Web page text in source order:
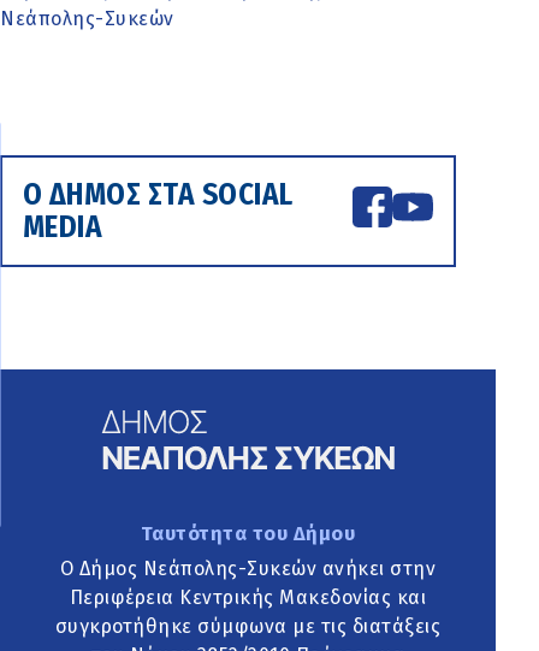
Νεάπολης-Συκεών
Ο ΔΗΜΟΣ ΣΤΑ SOCIAL
MEDIA
Ταυτότητα του Δήμου
Ο Δήμος Νεάπολης-Συκεών ανήκει στην
Περιφέρεια Κεντρικής Μακεδονίας και
συγκροτήθηκε σύμφωνα με τις διατάξεις